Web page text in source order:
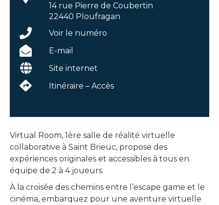
Virtual Room, 1ère salle de réalité virtuelle
collaborative à Saint Brieuc, propose des
expériences originales et accessibles à tous en
équipe de 2 à 4 joueurs.
À la croisée des chemins entre l’escape game et le
cinéma, embarquez pour une aventure virtuelle
14 rue Pierre de Coubertin
22440 Ploufragan
Voir le numéro
E-mail
Site internet
Itinéraire – Accès